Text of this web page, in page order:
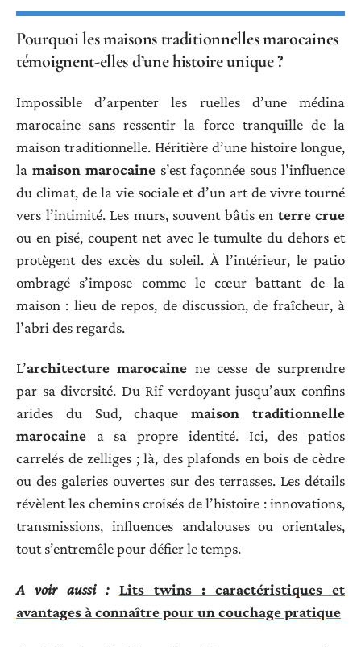
Pourquoi les maisons traditionnelles marocaines
témoignent-elles d’une histoire unique ?
Impossible d’arpenter les ruelles d’une médina
marocaine sans ressentir la force tranquille de la
maison traditionnelle. Héritière d’une histoire longue,
la maison marocaines’est façonnée sous l’influence
du climat, de la vie sociale et d’un art de vivre tourné
vers l’intimité. Les murs, souvent bâtis en terre crue
ou en pisé, coupent net avec le tumulte du dehors et
protègent des excès du soleil. À l’intérieur, le patio
ombragé s’impose comme le cœur battant de la
maison : lieu de repos, de discussion, de fraîcheur, à
l’abri des regards.
L’architecture marocaine ne cesse de surprendre
par sa diversité. Du Rif verdoyant jusqu’aux confins
arides du Sud, chaquemaison traditionnelle
marocaine a sa propre identité. Ici, des patios
carrelés de zelliges ; là, des plafonds en bois de cèdre
ou des galeries ouvertes sur des terrasses. Les détails
révèlent les chemins croisés de l’histoire : innovations,
transmissions, influences andalouses ou orientales,
tout s’entremêle pour défier le temps.
A voir aussi :
Lits twins : caractéristiques et
avantages à connaître pour un couchage pratique